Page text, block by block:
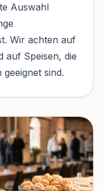
Auswahl
Wir achten auf
auf Speisen, die
sind.